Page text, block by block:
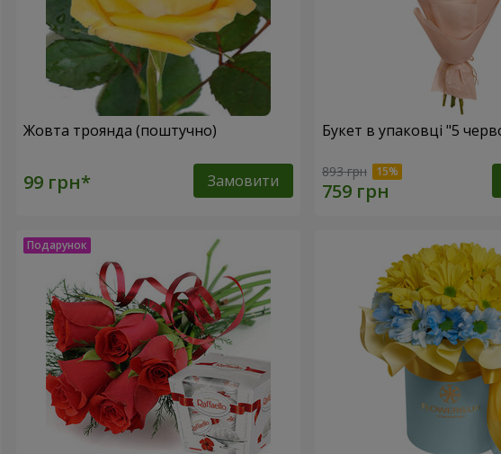
Жовта троянда (поштучно)
Замовити
Букет в упаковці "5
893 грн